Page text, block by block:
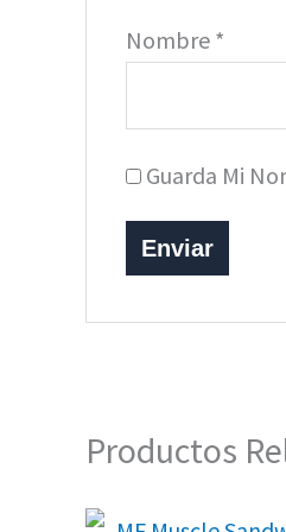
Nombre *
Guarda Mi
Productos